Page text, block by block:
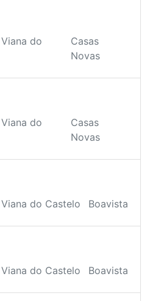
do
Casas
Novas
do
Casas
Novas
do Castelo
Boavista
do Castelo
Boavista